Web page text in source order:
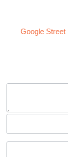
Google Street